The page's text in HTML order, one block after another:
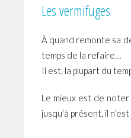
Les vermifuges
À quand remonte sa
temps de la refaire…
Il est, la plupart du
Le mieux est de
jusqu’à présent, il